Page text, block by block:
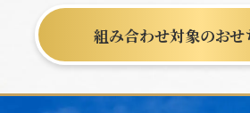
組み合わせ対象のおせ